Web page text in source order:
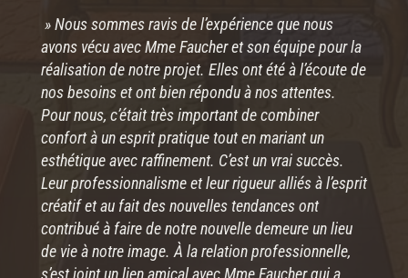
» Nous sommes ravis de l’expérience que nous
avons vécu avec Mme Faucher et son équipe pour la
réalisation de notre projet. Elles ont été à l’écoute de
nos besoins et ont bien répondu à nos attentes.
Pour nous, c’était très important de combiner
confort à un esprit pratique tout en mariant un
esthétique avec raffinement. C’est un vrai succès.
Leur professionnalisme et leur rigueur alliés à l’esprit
créatif et au fait des nouvelles tendances ont
contribué à faire de notre nouvelle demeure un lieu
de vie à notre image. À la relation professionnelle,
s’est joint un lien amical avec Mme Faucher qui a